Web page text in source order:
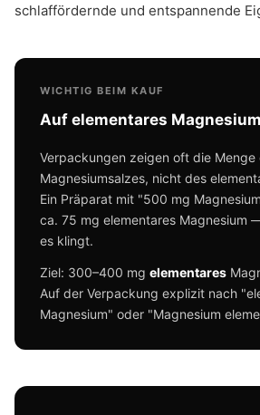
schlaffördernde und entspannende
WICHTIG BEIM KAUF
Auf elementares
Verpackungen zeigen oft die Menge
Magnesiumsalzes, nicht des
Ein Präparat mit "500 mg
ca. 75 mg elementares Magnesium
es klingt.
Ziel: 300–400 mg elementares
Auf der Verpackung explizit nach
Magnesium" oder "Magnesium